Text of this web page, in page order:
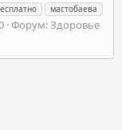
мастобаева
Форум:Здоровье